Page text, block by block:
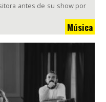
antes de su show por
Música